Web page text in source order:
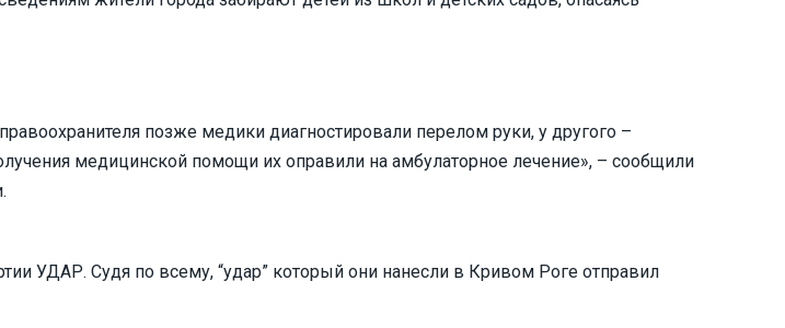
позже медики диагностировали перелом руки, у другого –
медицинской помощи их оправили на амбулаторное лечение», – сообщили
УДАР. Судя по всему, “удар” который они нанесли в Кривом Роге отправил